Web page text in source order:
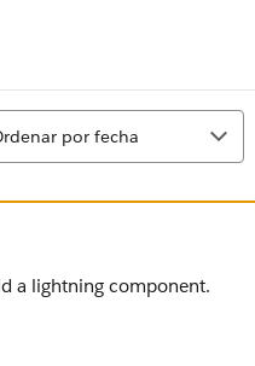
por fecha
a lightning component.